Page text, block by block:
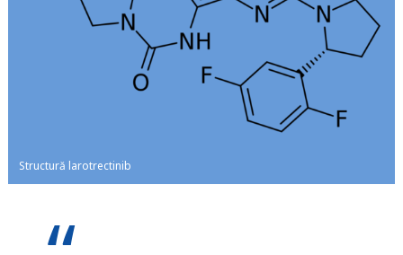
Structură larotrectinib